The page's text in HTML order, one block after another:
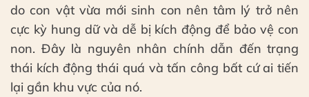
do con vật vừa mới sinh con nên tâm lý trở nên
cực kỳ hung dữ và dễ bị kích động để bảo vệ con
non. Đây là nguyên nhân chính dẫn đến trạng
thái kích động thái quá và tấn công bất cứ ai tiến
lại gần khu vực của nó.